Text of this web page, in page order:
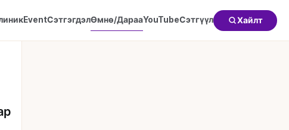
EventСэтгэгдэлӨмнө/ДарааYouTubeСэтгүүл Хайлт